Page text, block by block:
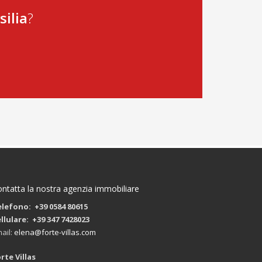
?
la nostra agenzia immobiliare
+39 0584 80615
+39 347 7428023
elena@forte-villas.com
Villas